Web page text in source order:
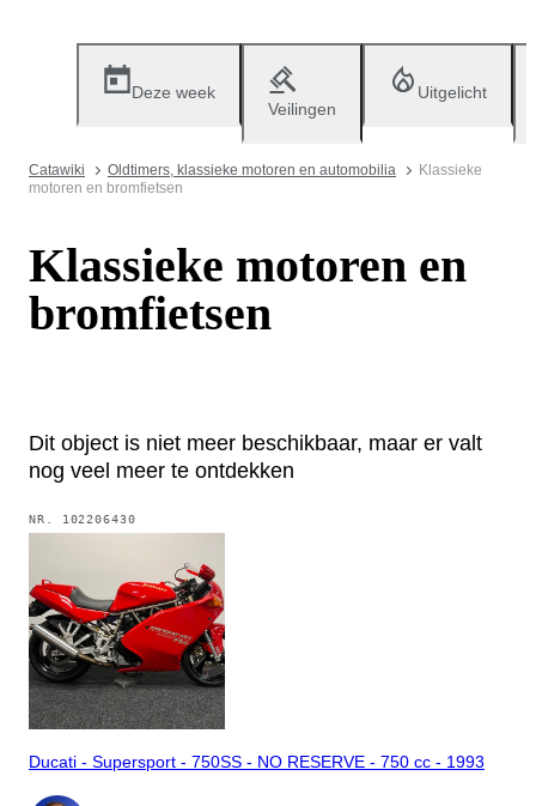
Deze week
Veilingen
Uitgelicht
Catawiki Oldtimers, klassieke motoren en automobilia
Klassieke
motoren en bromfietsen
Klassieke motoren en
bromfietsen
Dit object is niet meer beschikbaar, maar er valt
nog veel meer te ontdekken
NR. 102206430
Ducati - Supersport - 750SS - NO RESERVE - 750 cc - 1993